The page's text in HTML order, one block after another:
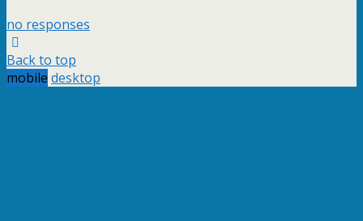
no responses
Back to top
mobile desktop